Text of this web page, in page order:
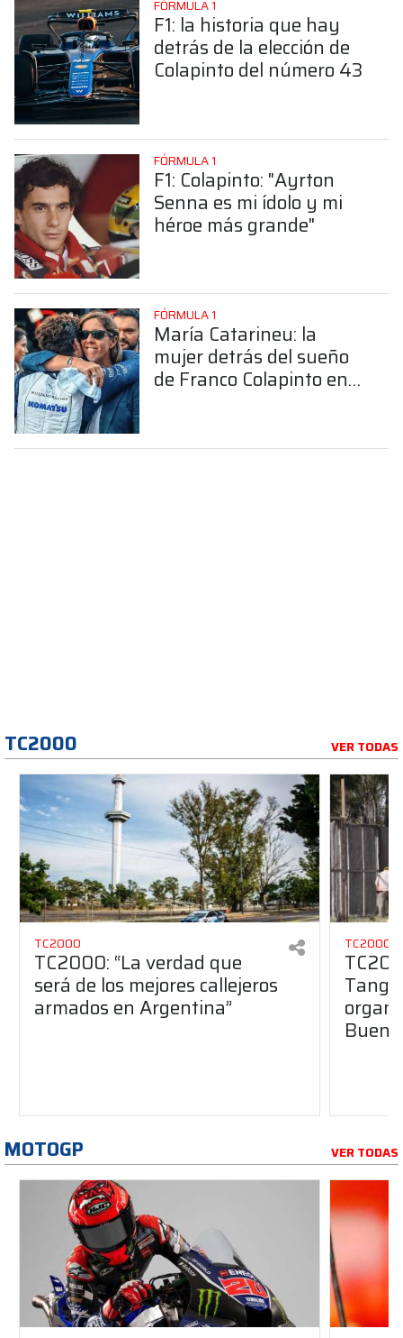
FÓRMULA 1
F1: la historia que hay
detrás de la elección de
Colapinto del número 43
FÓRMULA 1
F1: Colapinto: "Ayrton
Senna es mi ídolo y mi
héroe más grande"
FÓRMULA 1
María Catarineu: la
mujer detrás del sueño
de Franco Colapinto en
TC2000 VER TODAS
TC2000
TC2000: “La verdad que
será de los mejores callejeros
armados en Argentina”
TC2000
MOTOGP VER TODAS